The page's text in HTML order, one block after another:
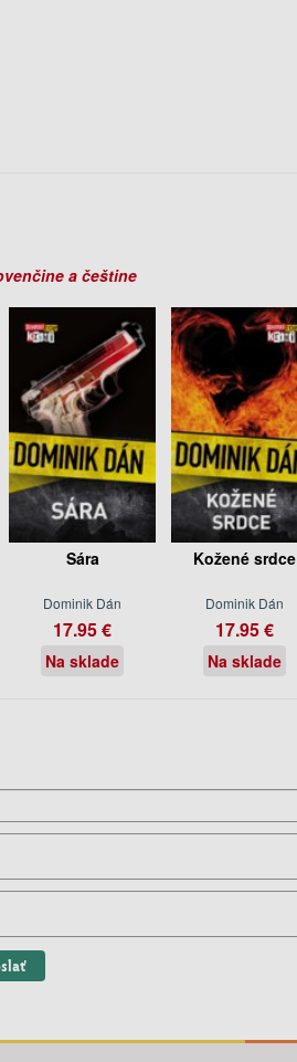
a češtine
Sára
Dominik Dán
17.95 €
Na sklade
Kožené srdce
Dominik Dán
17.95 €
Na sklade